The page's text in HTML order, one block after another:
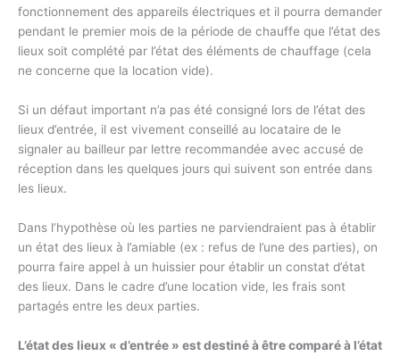
fonctionnement des appareils électriques et il pourra demander
pendant le premier mois de la période de chauffe que l’état des
lieux soit complété par l’état des éléments de chauffage (cela
ne concerne que la location vide).
Si un défaut important n’a pas été consigné lors de l’état des
lieux d’entrée, il est vivement conseillé au locataire de le
signaler au bailleur par lettre recommandée avec accusé de
réception dans les quelques jours qui suivent son entrée dans
les lieux.
Dans l’hypothèse où les parties ne parviendraient pas à établir
un état des lieux à l’amiable (ex : refus de l’une des parties), on
pourra faire appel à un huissier pour établir un constat d’état
des lieux. Dans le cadre d’une location vide, les frais sont
partagés entre les deux parties.
L’état des lieux « d’entrée » est destiné à être comparé à l’état